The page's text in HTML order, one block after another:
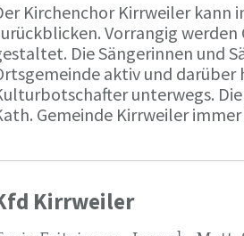
Kirchenchor Kirrweiler kann
Vorrangig
Die Sängerinnen und
aktiv und darüber
unterwegs.
Gemeinde Kirrweiler
Kirrweiler